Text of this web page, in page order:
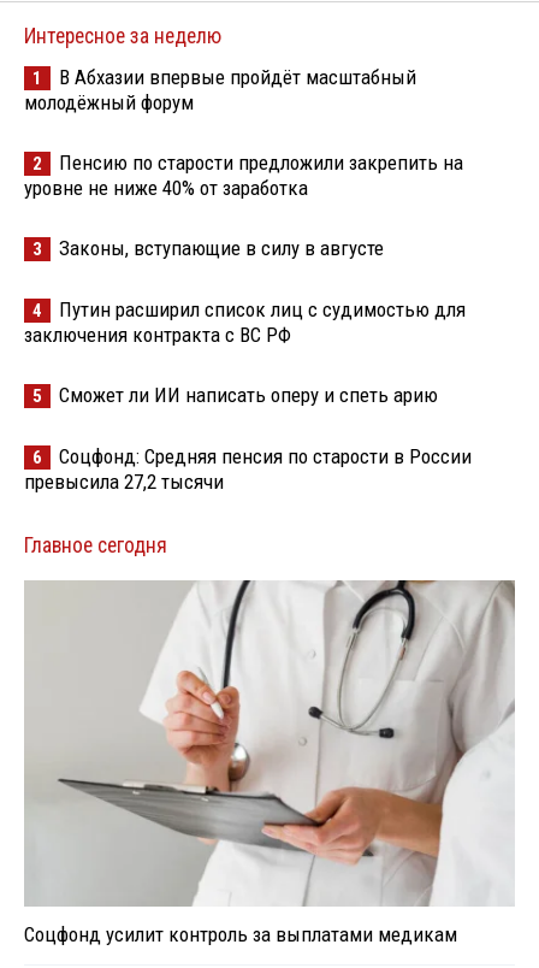
Интересное за неделю
1
В Абхазии впервые пройдёт масштабный
молодёжный форум
2
Пенсию по старости предложили закрепить на
уровне не ниже 40% от заработка
3 Законы, вступающие в силу в августе
4
Путин расширил список лиц с судимостью для
заключения контракта с ВС РФ
5 Сможет ли ИИ написать оперу и спеть арию
6
Соцфонд: Средняя пенсия по старости в России
превысила 27,2 тысячи
Главное сегодня
Соцфонд усилит контроль за выплатами медикам